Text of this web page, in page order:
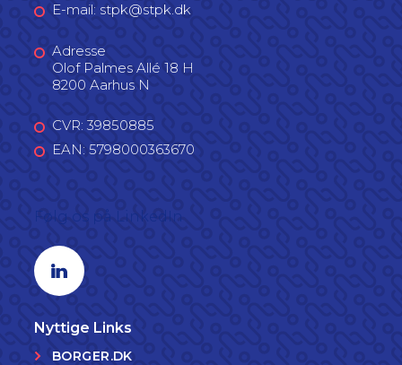
E-mail: stpk@stpk.dk
Adresse
Olof Palmes Allé 18 H
8200 Aarhus N
CVR: 39850885
EAN: 5798000363670
Linkedin profil
Nyttige Links
BORGER.DK